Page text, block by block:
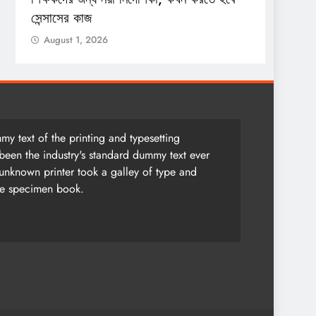
সেন্সাসের কাজ
August 1, 2026
text of the printing and typesetting
the industry's standard dummy text ever
printer took a galley of type and
specimen book.